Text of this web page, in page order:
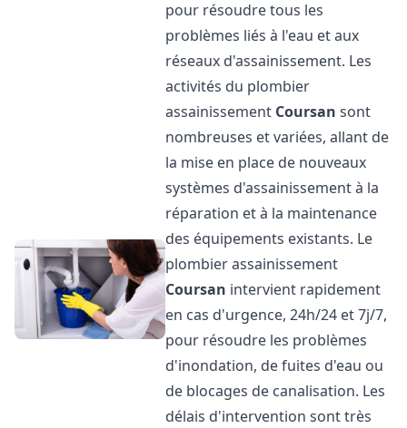
pour résoudre tous les
problèmes liés à l'eau et aux
réseaux d'assainissement. Les
activités du plombier
assainissement Coursan sont
nombreuses et variées, allant de
la mise en place de nouveaux
systèmes d'assainissement à la
réparation et à la maintenance
des équipements existants. Le
plombier assainissement
Coursan intervient rapidement
en cas d'urgence, 24h/24 et 7j/7,
pour résoudre les problèmes
d'inondation, de fuites d'eau ou
de blocages de canalisation. Les
délais d'intervention sont très